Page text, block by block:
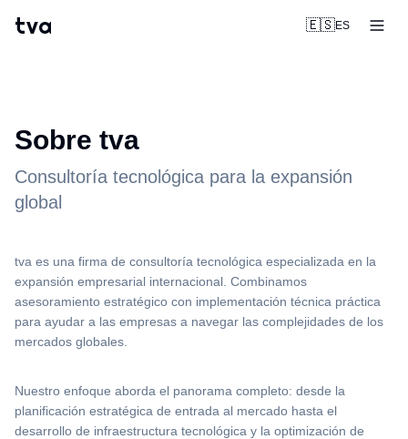
tva 🇪🇸ES
Sobre tva
Consultoría tecnológica para la expansión
global
tva es una firma de consultoría tecnológica especializada en la
expansión empresarial internacional. Combinamos
asesoramiento estratégico con implementación técnica práctica
para ayudar a las empresas a navegar las complejidades de los
mercados globales.
Nuestro enfoque aborda el panorama completo: desde la
planificación estratégica de entrada al mercado hasta el
desarrollo de infraestructura tecnológica y la optimización de